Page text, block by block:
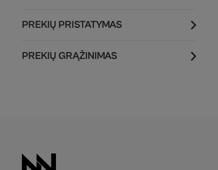
PREKIŲ PRISTATYMAS
PREKIŲ GRĄŽINIMAS